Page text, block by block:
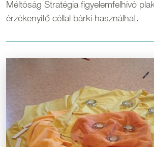
Méltóság Stratégia figyelemfelhívó
érzékenyítő céllal bárki használhat.